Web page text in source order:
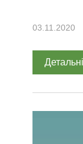
03.11.2020